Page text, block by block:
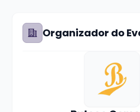
Organizador do